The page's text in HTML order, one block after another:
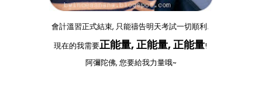
會計溫習正式結束, 只能禱告明天考試一切順利.
現在的我需要正能量, 正能量, 正能量!
阿彌陀佛, 您要給我力量哦~